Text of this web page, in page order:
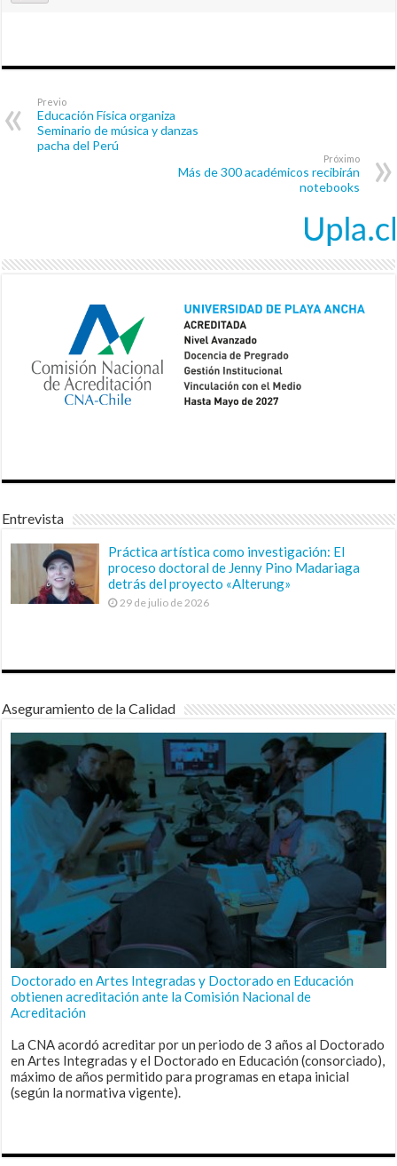
Previo
Educación Física organiza
Seminario de música y danzas
pacha del Perú
Próximo
Más de 300 académicos recibirán
notebooks
Entrevista
Práctica artística como investigación: El
proceso doctoral de Jenny Pino Madariaga
detrás del proyecto «Alterung»
29 de julio de 2026
Aseguramiento de la Calidad
Doctorado en Artes Integradas y Doctorado en Educación
obtienen acreditación ante la Comisión Nacional de
Acreditación
La CNA acordó acreditar por un periodo de 3 años al Doctorado
en Artes Integradas y el Doctorado en Educación (consorciado),
máximo de años permitido para programas en etapa inicial
(según la normativa vigente).